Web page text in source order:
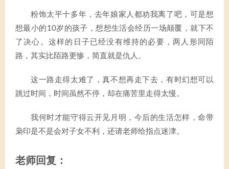
粉饰太平十多年，去年娘家人都劝我离了吧，可是想
想最小的10岁的孩子，想想生活会经历一场颠覆，就下不
了决心。这样的日子已经没有维持的必要，两人形同陌
路，其实比陌路更惨，简直就是仇人。
这一路走得太难了，真不想再走下去，有时幻想可以
跳过时间，时间虽然不停，却在痛苦里走得太慢。
我何时才能守得云开见月明，今后的生活怎样，命带
枭印是不是会对子女不利，还请老师给指点迷津。
老师回复：